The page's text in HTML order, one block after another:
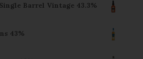
Barrel Vintage 43.3%
43%